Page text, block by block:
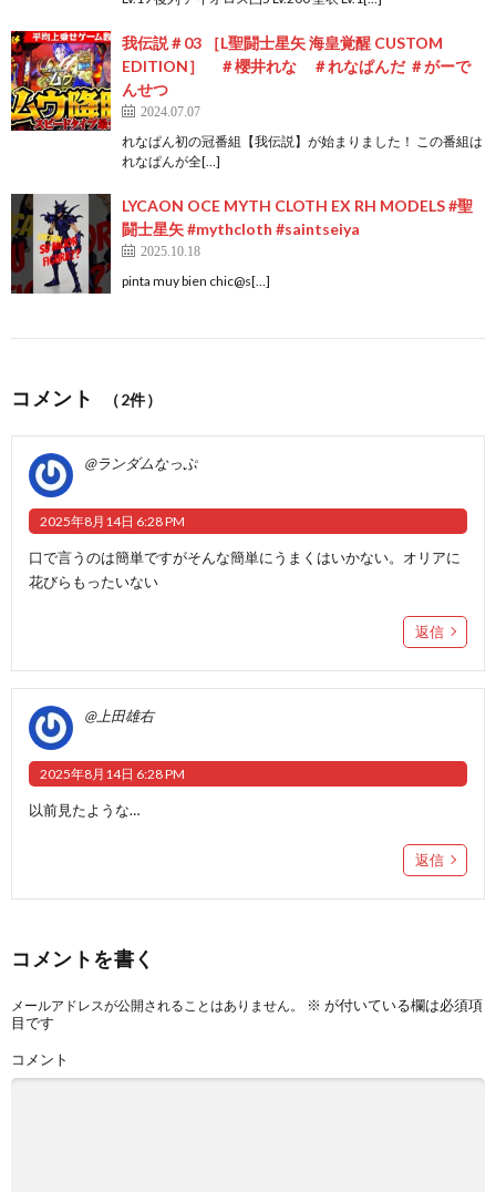
我伝説＃03 ［L聖闘士星矢 海皇覚醒 CUSTOM
EDITION］ ＃櫻井れな ＃れなぱんだ ＃がーで
んせつ
2024.07.07
れなぱん初の冠番組【我伝説】が始まりました！ この番組は
れなぱんが全[…]
LYCAON OCE MYTH CLOTH EX RH MODELS #聖
闘士星矢 #mythcloth #saintseiya
2025.10.18
pinta muy bien chic@s[…]
コメント （2件）
@ランダムなっぷ
2025年8月14日 6:28 PM
口で言うのは簡単ですがそんな簡単にうまくはいかない。オリアに
花びらもったいない
返信
@上田雄右
2025年8月14日 6:28 PM
以前見たような…
返信
コメントを書く
メールアドレスが公開されることはありません。 ※ が付いている欄は必須項
目です
コメント